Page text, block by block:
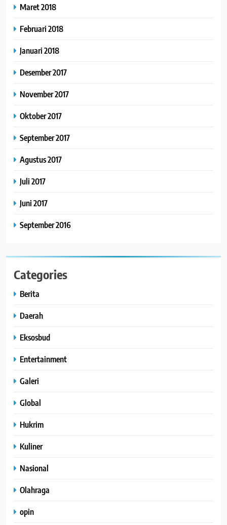
Maret 2018
Februari 2018
Januari 2018
Desember 2017
November 2017
Oktober 2017
September 2017
Agustus 2017
Juli 2017
Juni 2017
September 2016
Categories
Berita
Daerah
Eksosbud
Entertainment
Galeri
Global
Hukrim
Kuliner
Nasional
Olahraga
opin